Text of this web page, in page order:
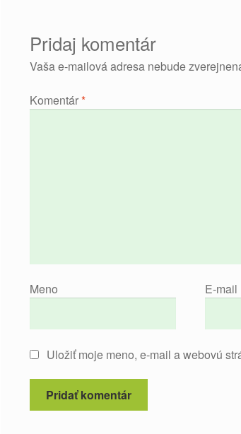
Pridaj komentár
Vaša e-mailová adresa nebude
Komentár*
Meno E-mail
Uložiť moje meno, e-mail a webovú